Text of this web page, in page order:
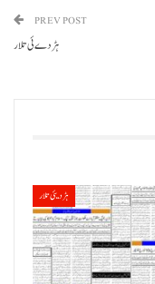
PREV POST
ہڑدے ئی تلار
ہڑدیئی تلار